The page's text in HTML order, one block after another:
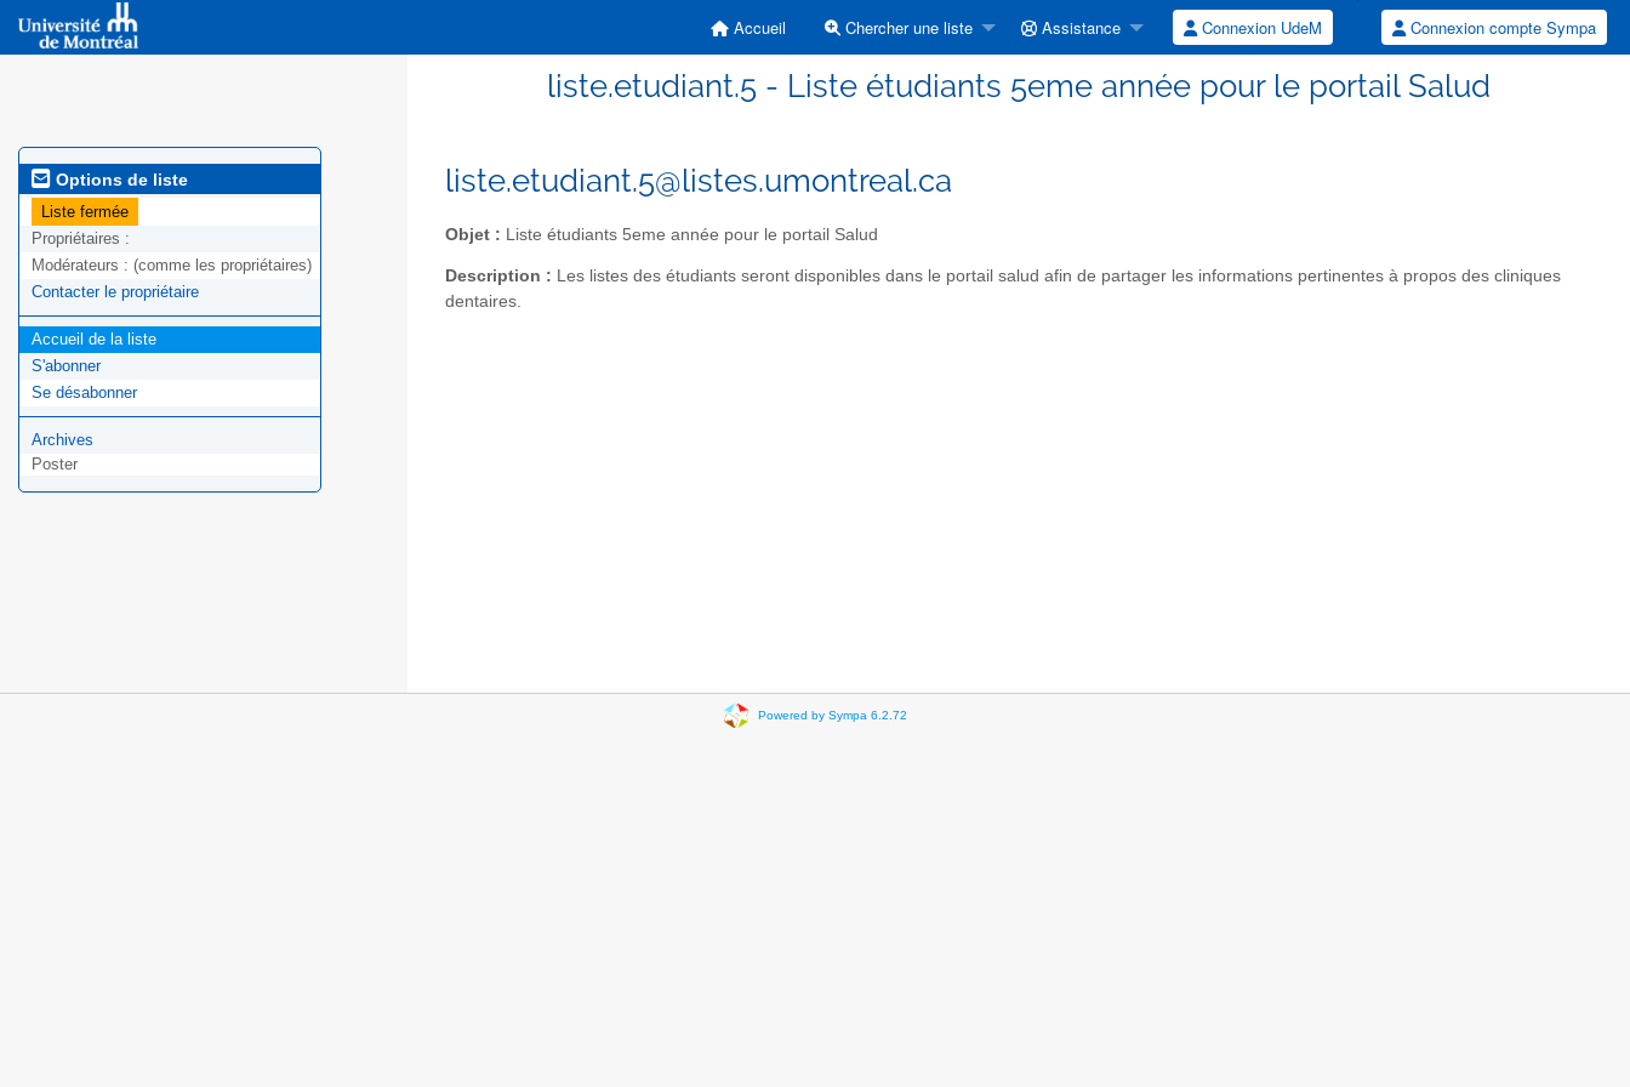
Accueil Chercher une liste Assistance Connexion UdeM Connexion compte Sympa
liste.etudiant.5 - Liste étudiants 5eme année pour le portail Salud
Options de liste
Liste fermée
Propriétaires :
Modérateurs : (comme les propriétaires)
Contacter le propriétaire
Accueil de la liste
S'abonner
Se désabonner
Archives
Poster
liste.etudiant.5@listes.umontreal.ca
Objet : Liste étudiants 5eme année pour le portail Salud
Description : Les listes des étudiants seront disponibles dans le portail salud afin de partager les informations pertinentes à propos des cliniques
dentaires.
Powered by Sympa 6.2.72